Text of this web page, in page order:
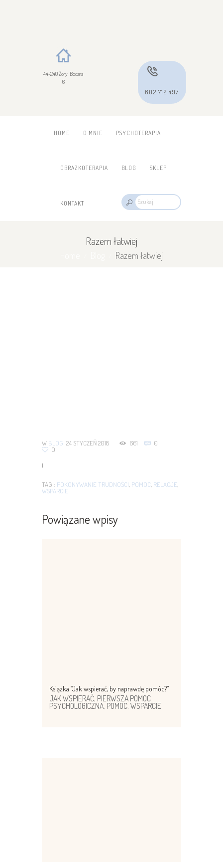
44-240 Żory Boczna
6
602 712 497
HOME O MNIE PSYCHOTERAPIA
OBRAZKOTERAPIA BLOG SKLEP
KONTAKT
Razem łatwiej
Razem łatwiej
W BLOG 24 STYCZEŃ 2018 661
0
0
!
TAGI: POKONYWANIE TRUDNOŚCI POMOC RELACJE
WSPARCIE
Powiązane wpisy
Książka “Jak wspierać, by naprawdę pomóc?”
JAK WSPIERAĆ, PIERWSZA POMOC
PSYCHOLOGICZNA, POMOC, WSPARCIE